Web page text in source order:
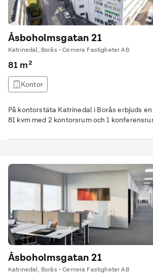
Åsboholmsgatan 21
Katrinedal, Borås • Cernera Fastigheter AB
81 m²
Kontor
På kontorstäta Katrinedal i Borås erbjuds
81 kvm med 2 kontorsrum och 1
Åsboholmsgatan 21
Katrinedal, Borås • Cernera Fastigheter AB